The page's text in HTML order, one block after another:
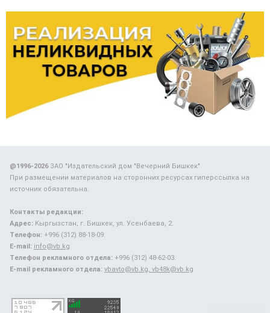
@1996-2026ЗАО "Издательский дом "Вечерний Бишкек"
При размещении материалов на сторонних ресурсах гиперссылка на
источник обязательна.
Контакты редакции:
Адрес: Кыргызстан, г. Бишкек, ул. Усенбаева, 2.
Телефон: +996 (312) 88-18-09.
E-mail: info@vb.kg
Телефон рекламного отдела: +996 (312) 48-62-03.
E-mail рекламного отдела: vbavto@vb.kg, vb48k@vb.kg